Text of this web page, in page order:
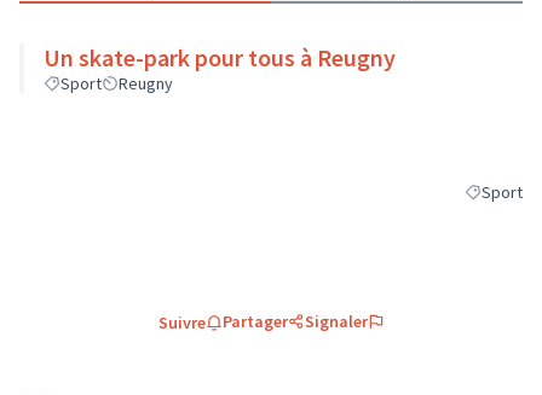
Un skate-park pour tous à Reugny
Sport Reugny
Filtrer les
Sport
Suivre Partager Signaler